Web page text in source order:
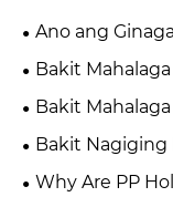
Ano ang
Honeycomb
Packaging at
Bakit
sa Modernong
Bakit
para sa
Industriya?
Bakit Nagiging
Hollow Sheet
Why Are PP